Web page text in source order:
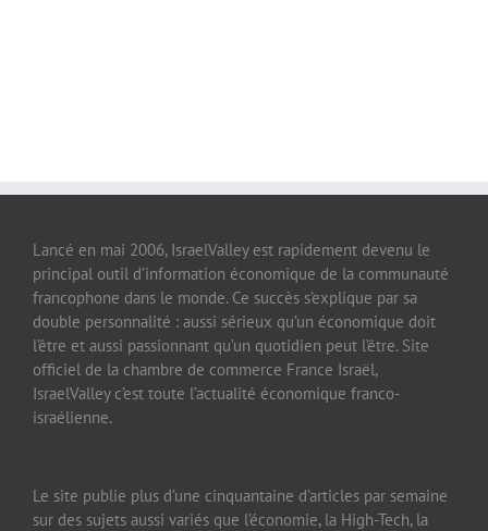
Lancé en mai 2006, IsraelValley est rapidement devenu le
principal outil d’information économique de la communauté
francophone dans le monde. Ce succès s’explique par sa
double personnalité : aussi sérieux qu’un économique doit
l’être et aussi passionnant qu’un quotidien peut l’être. Site
officiel de la chambre de commerce France Israël,
IsraelValley c’est toute l’actualité économique franco-
israélienne.
Le site publie plus d’une cinquantaine d’articles par semaine
sur des sujets aussi variés que l’économie, la High-Tech, la